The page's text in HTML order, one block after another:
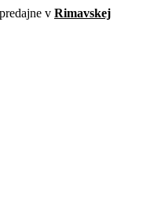
v Rimavskej